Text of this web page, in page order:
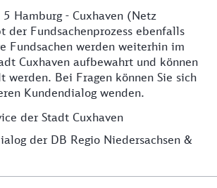
Hamburg - Cuxhaven (Netz
der Fundsachenprozess ebenfalls
Fundsachen werden weiterhin im
Cuxhaven aufbewahrt und können
werden. Bei Fragen können Sie sich
Kundendialog wenden.
der Stadt Cuxhaven
der DB Regio Niedersachsen &